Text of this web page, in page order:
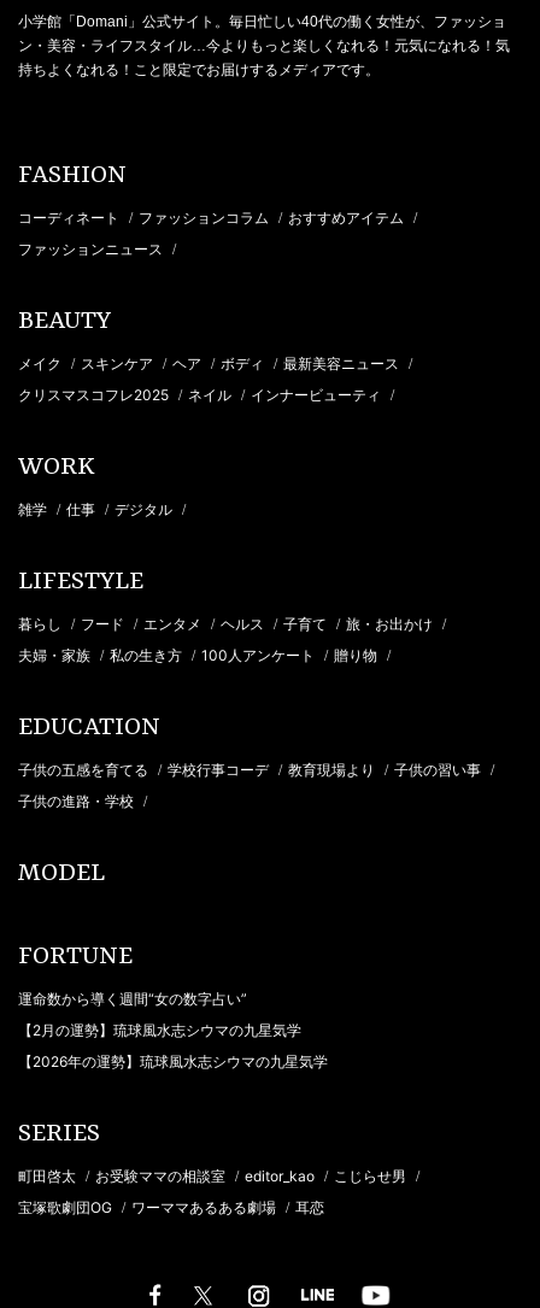
小学館「Domani」公式サイト。毎日忙しい40代の働く女性が、ファッショ
ン・美容・ライフスタイル…今よりもっと楽しくなれる！元気になれる！気
持ちよくなれる！こと限定でお届けするメディアです。
FASHION
コーディネート / ファッションコラム / おすすめアイテム /
ファッションニュース /
BEAUTY
メイク / スキンケア / ヘア / ボディ / 最新美容ニュース /
クリスマスコフレ2025 / ネイル / インナービューティ /
WORK
雑学 / 仕事 / デジタル /
LIFESTYLE
暮らし / フード / エンタメ / ヘルス / 子育て / 旅・お出かけ /
夫婦・家族 / 私の生き方 / 100人アンケート / 贈り物 /
EDUCATION
子供の五感を育てる / 学校行事コーデ / 教育現場より / 子供の習い事 /
子供の進路・学校 /
MODEL
FORTUNE
運命数から導く週間“女の数字占い”
【2月の運勢】琉球風水志シウマの九星気学
【2026年の運勢】琉球風水志シウマの九星気学
SERIES
町田啓太 / お受験ママの相談室 / editor_kao / こじらせ男 /
宝塚歌劇団OG / ワーママあるある劇場 / 耳恋